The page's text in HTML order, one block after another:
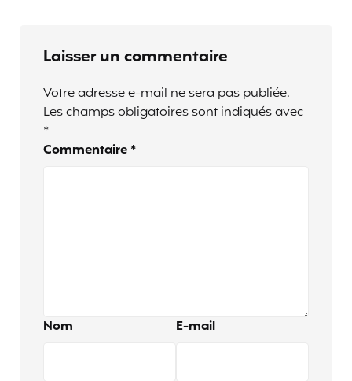
Laisser un commentaire
Votre adresse e-mail ne sera pas publiée.
Les champs obligatoires sont indiqués avec
*
Commentaire *
Nom E-mail